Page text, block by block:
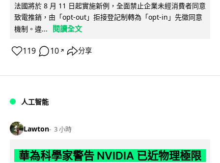
法國將於 8 月 11 日起實施新例，全面禁止企業未經消費者同意
致電推銷，由「opt-out」拒接登記制轉為「opt-in」先徵同意
機制。違...
閱讀全文
119 10 ↗ 分享
人工智能
Lawton 3 小時
華為科學家警告 NVIDIA 已近物理極限